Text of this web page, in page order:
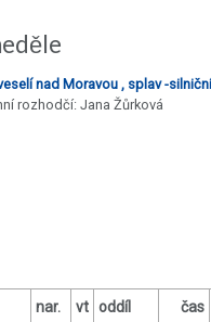
nad Moravou , splav -
rozhodčí: Jana Žůrková
nar. vt oddíl čas